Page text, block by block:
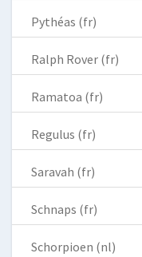
Pythéas (fr)
Ralph Rover (fr)
Ramatoa (fr)
Regulus (fr)
Saravah (fr)
Schnaps (fr)
Schorpioen (nl)